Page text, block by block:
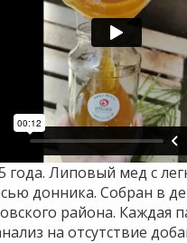
года. Липовый мед с
донника. Собран в
района. Каждая
на отсутствие